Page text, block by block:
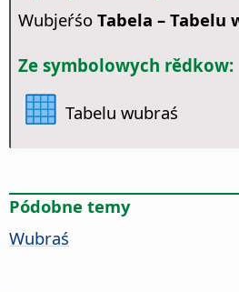
Wubjeŕśo Tabela – Tabelu
Ze symbolowych rědkow:
Tabelu wubraś
Pódobne temy
Wubraś